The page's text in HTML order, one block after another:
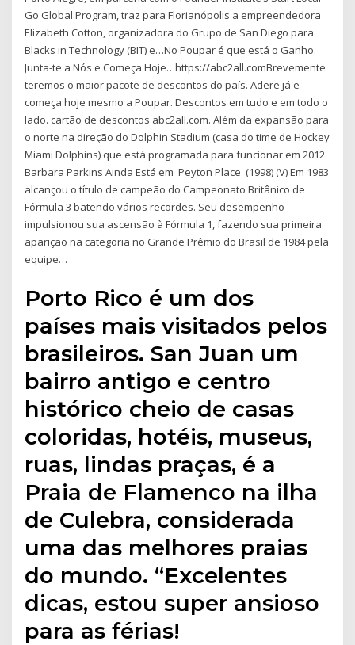
Go Global Program, traz para Florianópolis a empreendedora
Elizabeth Cotton, organizadora do Grupo de San Diego para
Blacks in Technology (BIT) e…No Poupar é que está o Ganho.
Junta-te a Nós e Começa Hoje…https://abc2all.comBrevemente
teremos o maior pacote de descontos do país. Adere já e
começa hoje mesmo a Poupar. Descontos em tudo e em todo o
lado. cartão de descontos abc2all.com. Além da expansão para
o norte na direção do Dolphin Stadium (casa do time de Hockey
Miami Dolphins) que está programada para funcionar em 2012.
Barbara Parkins Ainda Está em 'Peyton Place' (1998) (V) Em 1983
alcançou o título de campeão do Campeonato Britânico de
Fórmula 3 batendo vários recordes. Seu desempenho
impulsionou sua ascensão à Fórmula 1, fazendo sua primeira
aparição na categoria no Grande Prêmio do Brasil de 1984 pela
equipe…
Porto Rico é um dos
países mais visitados pelos
brasileiros. San Juan um
bairro antigo e centro
histórico cheio de casas
coloridas, hotéis, museus,
ruas, lindas praças, é a
Praia de Flamenco na ilha
de Culebra, considerada
uma das melhores praias
do mundo. “Excelentes
dicas, estou super ansioso
para as férias!